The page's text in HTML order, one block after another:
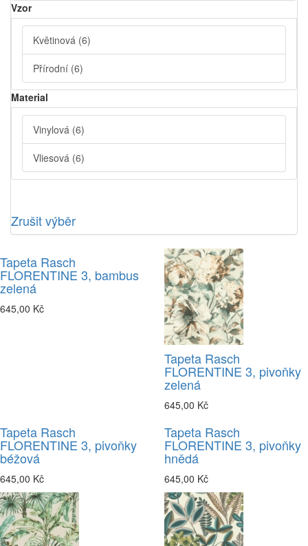
Vzor
Květinová (6)
Přírodní (6)
Material
Vinylová (6)
Vliesová (6)
Zrušit výběr
Tapeta Rasch
FLORENTINE 3, bambus
zelená
645,00 Kč
Tapeta Rasch
FLORENTINE 3, pivoňky
zelená
645,00 Kč
Tapeta Rasch
FLORENTINE 3, pivoňky
béžová
645,00 Kč
Tapeta Rasch
FLORENTINE 3, pivoňky
hnědá
645,00 Kč